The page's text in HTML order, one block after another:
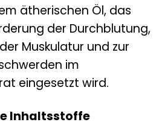
ätherischen Öl, das
der Durchblutung,
Muskulatur und zur
im
eingesetzt wird.
Inhaltsstoffe